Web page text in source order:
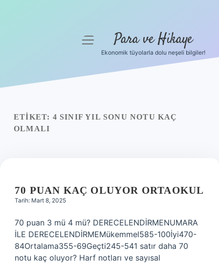
Yasal Uyarı
menüyü
Para ve Hikaye
Ekonomik tüyolarla dolu neşeli bilgiler!
ETIKET: 4 SINIF YIL SONU NOTU KAÇ
OLMALI
70 PUAN KAÇ OLUYOR ORTAOKUL
Tarih: Mart 8, 2025
70 puan 3 mü 4 mü? DERECELENDİRMENUMARA
İLE DERECELENDİRMEMükemmel585-100İyi470-
84Ortalama355-69Geçti245-541 satır daha 70
notu kaç oluyor? Harf notları ve sayısal